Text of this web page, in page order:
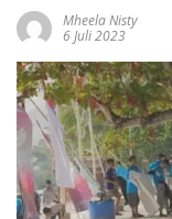
Mheela Nisty
6 Juli 2023